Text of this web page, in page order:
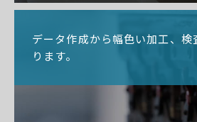
データ作成から幅色い加工、
ります。